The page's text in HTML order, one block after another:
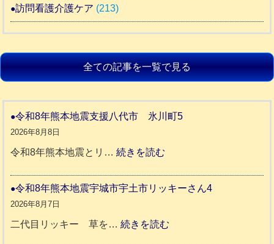
訪問看護介護ケア (213)
全ての記事を一覧で見る
令和8年熊本地震支援八代市 氷川町5
2026年8月8日
令和8年熊本地震とリ…続きを読む
和
年
令和8年熊本地震宇城市宇土市リッキーさん4
2026年8月7日
二代目リッキー 草を…続きを読む